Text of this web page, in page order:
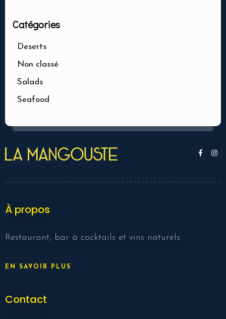
Catégories
Deserts
Non classé
Salads
Seafood
À propos
Restaurant, bar à cocktails et vins naturels.
EN SAVOIR PLUS
Contact